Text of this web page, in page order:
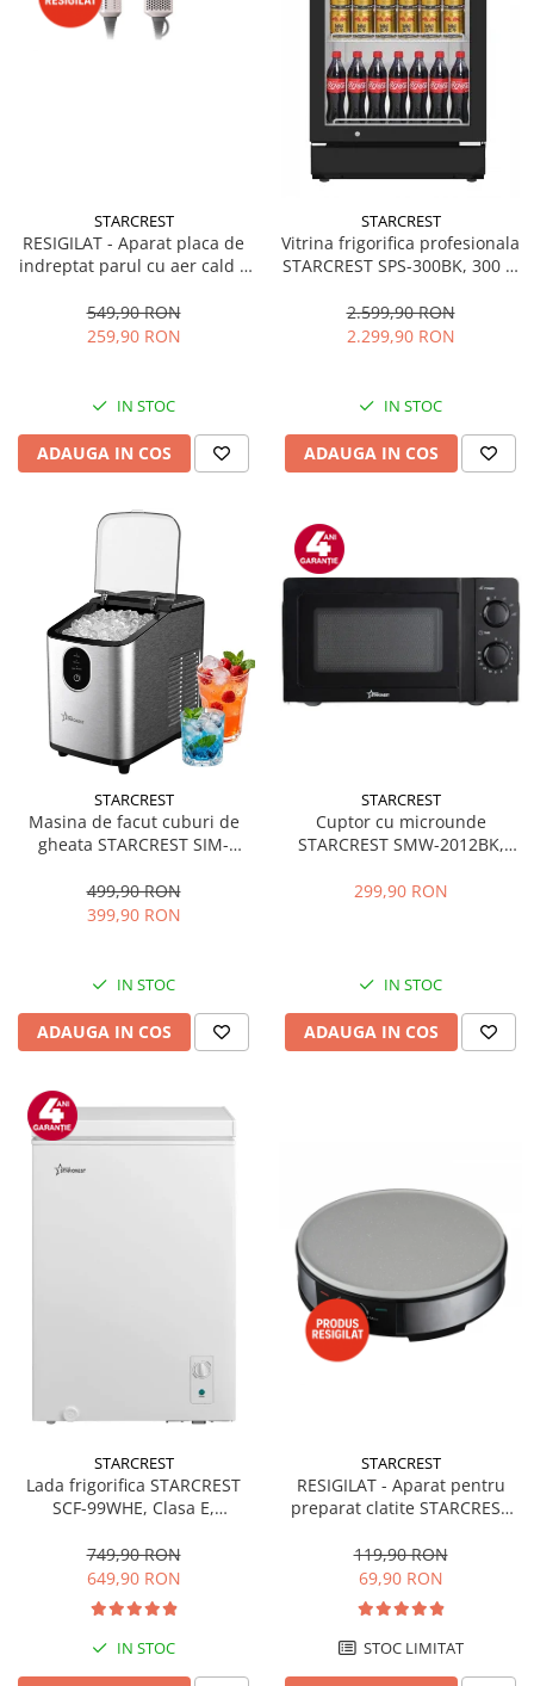
STARCREST
RESIGILAT - Aparat placa de
indreptat parul cu aer cald 2
1300 W, Uscare si indreptare,
Afisaj LCD, Tehnologie cu ioni
549,90 RON
259,90 RON
IN STOC
ADAUGA IN COS
STARCREST
Vitrina frigorifica profesionala
STARCREST SPS-300BK, 300 L,
LED, H 169.5 cm, Negru
2.599,90 RON
2.299,90 RON
IN STOC
ADAUGA IN COS
STARCREST
Masina de facut cuburi de
gheata STARCREST SIM-
12Kg/24h, Cos gheata
detasabil, Rezervor apa 0.8 l,
499,90 RON
399,90 RON
IN STOC
ADAUGA IN COS
STARCREST
Cuptor cu microunde
STARCREST SMW-2012BK,
mecanic, 6 Trepte de putere,
299,90 RON
IN STOC
ADAUGA IN COS
STARCREST
Lada frigorifica STARCREST
SCF-99WHE, Clasa E,
convertibil - functie frigider,
Termostat reglabil, Alb
749,90 RON
649,90 RON
IN STOC
STARCREST
RESIGILAT - Aparat pentru
preparat clatite STARCREST
invelis ceramic antiaderent,
30 cm, Inox / Negru
119,90 RON
69,90 RON
STOC LIMITAT